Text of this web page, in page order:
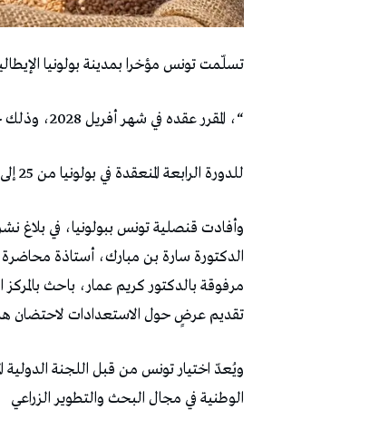
تسلّمت تونس مؤخرا بمدينة بولونيا
“، المقرر عقده في شهر أفريل 2028، وذلك خلال الجلسة الختامية
للدورة الرابعة المنعقدة في بولونيا من 25 إلى 29 ماي المنقضي
وأفادت قنصلية تونس ببولونيا، في بلاغ
الدكتورة سارة بن مبارك، أستاذة محاضرة
مرفوقة بالدكتور كريم عمار، باحث بالمركز
تقديم عرضٍ حول الاستعدادات لاحتضان
ويُعدّ اختيار تونس من قبل اللجنة الدولية
الوطنية في مجال البحث والتطوير الزراعي